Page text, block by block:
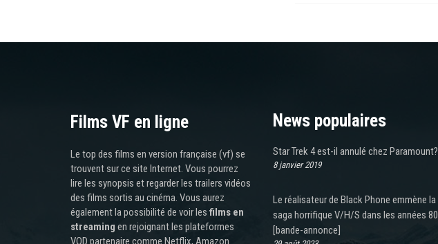
Films VF en ligne
Le top des films en version française (vf) se
trouvent sur ce site Internet. Vous pourrez
lire les synopsis et regarder les trailers vidéos
des films sortis au cinéma. Vous aurez
également la possibilité de voir les films en
streaming en rejoignant les plateformes
VOD partenaire comme Netflix, Amazon
News populaires
Star Trek 4 est-il annulé chez Paramount?
8 janvier 2019
Le réalisateur de Black Phone emmène la
saga horrifique V/H/S dans les années 80
[bande-annonce]